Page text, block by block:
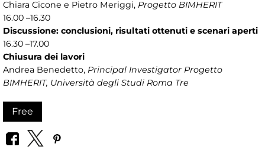
Chiara Cicone e Pietro Meriggi, Progetto BIMHERIT
16.00 –16.30
Discussione: conclusioni, risultati ottenuti e scenari aperti
16.30 –17.00
Chiusura dei lavori
Andrea Benedetto, Principal Investigator Progetto
BIMHERIT, Università degli Studi Roma Tre
Free